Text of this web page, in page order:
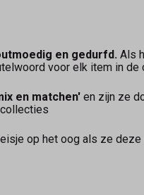
en gedurfd. Als
voor elk item in de
en matchen' en zijn ze
op het oog als ze